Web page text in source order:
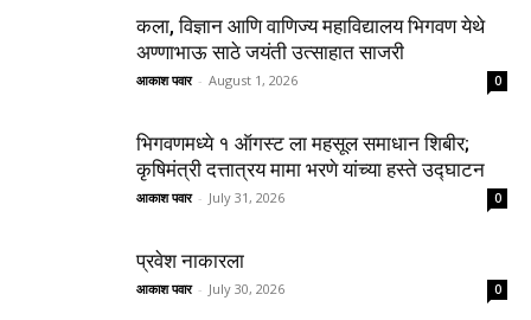
कला, विज्ञान आणि वाणिज्य महाविद्यालय भिगवण येथे
अण्णाभाऊ साठे जयंती उत्साहात साजरी
आकाश पवार - August 1, 2026 0
भिगवणमध्ये १ ऑगस्ट ला महसूल समाधान शिबीर;
कृषिमंत्री दत्तात्रय मामा भरणे यांच्या हस्ते उद्घाटन
आकाश पवार - July 31, 2026 0
प्रवेश नाकारला
आकाश पवार - July 30, 2026 0